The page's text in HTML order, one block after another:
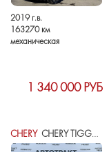
2019 г.в.
163270 км
механическая
1 340 000 РУБ
CHERY CHERY TIGGO 4 PRO I РЕСТАЙЛИНГ